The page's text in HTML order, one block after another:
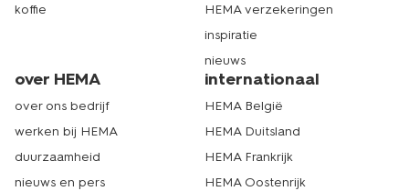
koffie
HEMA verzekeringen
inspiratie
nieuws
over HEMA
over ons bedrijf
werken bij HEMA
duurzaamheid
nieuws en pers
internationaal
HEMA België
HEMA Duitsland
HEMA Frankrijk
HEMA Oostenrijk